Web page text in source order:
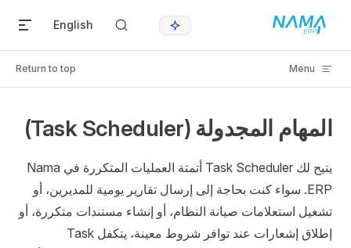
Skip to content
English
Menu
Return to top
المهام المجدولة (Task Scheduler)
يتيح لك Task Scheduler أتمتة العمليات المتكررة في Nama
ERP. سواء كنت بحاجة إلى إرسال تقارير يومية للمديرين، أو
تشغيل استعلامات صيانة النظام، أو إنشاء مستندات متكررة، أو
إطلاق إشعارات عند توافر شروط معينة، يتكفل Task